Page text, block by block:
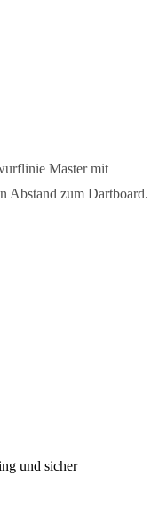
Master mit
Abstand zum Dartboard.
und sicher